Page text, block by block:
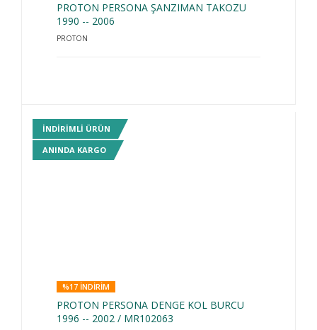
PROTON PERSONA ŞANZIMAN TAKOZU
1990 -- 2006
PROTON
INDIRIMLI ÜRÜN
ANINDA KARGO
%17 INDIRIM
PROTON PERSONA DENGE KOL BURCU
1996 -- 2002 / MR102063